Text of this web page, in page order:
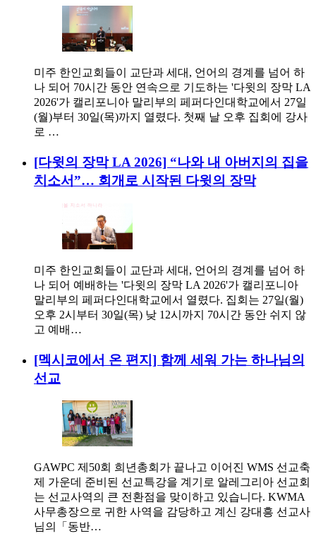
미주 한인교회들이 교단과 세대, 언어의 경계를 넘어 하
나 되어 70시간 동안 연속으로 기도하는 '다윗의 장막 LA
2026'가 캘리포니아 말리부의 페퍼다인대학교에서 27일
(월)부터 30일(목)까지 열렸다. 첫째 날 오후 집회에 강사
로 …
[다윗의 장막 LA 2026] “나와 내 아버지의 집을
치소서”… 회개로 시작된 다윗의 장막
미주 한인교회들이 교단과 세대, 언어의 경계를 넘어 하
나 되어 예배하는 '다윗의 장막 LA 2026'가 캘리포니아
말리부의 페퍼다인대학교에서 열렸다. 집회는 27일(월)
오후 2시부터 30일(목) 낮 12시까지 70시간 동안 쉬지 않
고 예배…
[멕시코에서 온 편지] 함께 세워 가는 하나님의
선교
GAWPC 제50회 희년총회가 끝나고 이어진 WMS 선교축
제 가운데 준비된 선교특강을 계기로 알레그리아 선교회
는 선교사역의 큰 전환점을 맞이하고 있습니다. KWMA
사무총장으로 귀한 사역을 감당하고 계신 강대흥 선교사
님의「동반…